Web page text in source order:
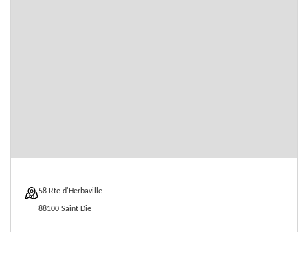
58 Rte d'Herbaville
88100 Saint Die